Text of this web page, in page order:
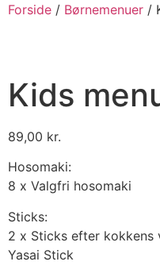
Forside / Børnemenuer /
Kids
89,00 kr.
Hosomaki:
8 x Valgfri hosomaki
Sticks:
2 x Sticks efter kokkens
Yasai Stick